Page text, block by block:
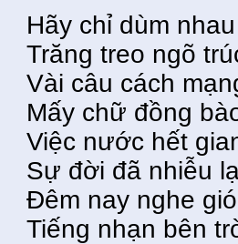
Hãy chỉ dùm
Trăng treo ngõ
Vài câu cách
Mấy chữ đồng
Việc nước hết
Sự đời đã nhiễu
Ðêm nay nghe
Tiếng nhạn bên